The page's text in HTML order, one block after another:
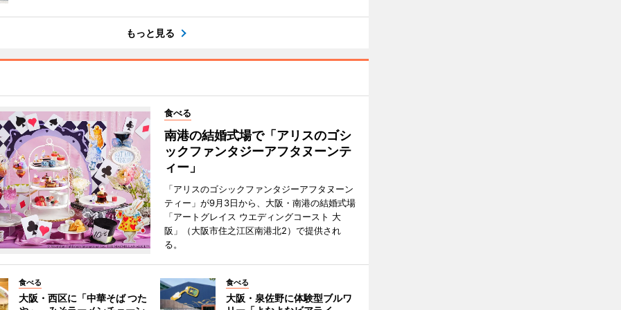
もっと見る
食べる
南港の結婚式場で「アリスのゴシ
ックファンタジーアフタヌーンテ
ィー」
「アリスのゴシックファンタジーアフタヌーン
ティー」が9月3日から、大阪・南港の結婚式場
「アートグレイス ウエディングコースト 大
阪」（大阪市住之江区南港北2）で提供され
る。
食べる
大阪・西区に「中華そば つた
食べる
大阪・泉佐野に体験型ブルワ